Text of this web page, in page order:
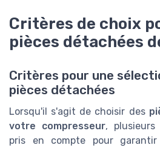
Critères de choix
pièces détachées
Critères pour une
pièces détachées
Lorsqu'il s'agit de choisir des
votre compresseur,
pris en compte pour